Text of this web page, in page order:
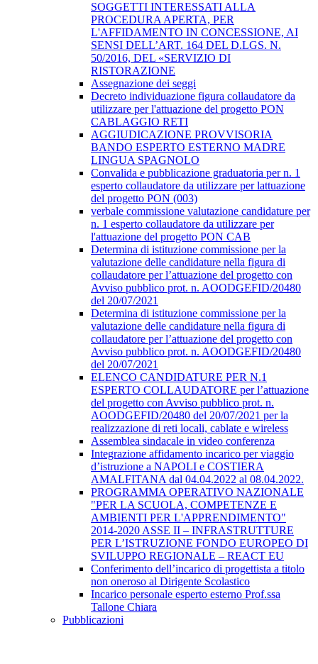
SOGGETTI INTERESSATI ALLA
PROCEDURA APERTA, PER
L'AFFIDAMENTO IN CONCESSIONE, AI
SENSI DELL’ART. 164 DEL D.LGS. N.
50/2016, DEL «SERVIZIO DI
RISTORAZIONE
Assegnazione dei seggi
Decreto individuazione figura collaudatore da
utilizzare per l'attuazione del progetto PON
CABLAGGIO RETI
AGGIUDICAZIONE PROVVISORIA
BANDO ESPERTO ESTERNO MADRE
LINGUA SPAGNOLO
Convalida e pubblicazione graduatoria per n. 1
esperto collaudatore da utilizzare per lattuazione
del progetto PON (003)
verbale commissione valutazione candidature per
n. 1 esperto collaudatore da utilizzare per
l'attuazione del progetto PON CAB
Determina di istituzione commissione per la
valutazione delle candidature nella figura di
collaudatore per l’attuazione del progetto con
Avviso pubblico prot. n. AOODGEFID/20480
del 20/07/2021
Determina di istituzione commissione per la
valutazione delle candidature nella figura di
collaudatore per l’attuazione del progetto con
Avviso pubblico prot. n. AOODGEFID/20480
del 20/07/2021
ELENCO CANDIDATURE PER N.1
ESPERTO COLLAUDATORE per l’attuazione
del progetto con Avviso pubblico prot. n.
AOODGEFID/20480 del 20/07/2021 per la
realizzazione di reti locali, cablate e wireless
Assemblea sindacale in video conferenza
Integrazione affidamento incarico per viaggio
d’istruzione a NAPOLI e COSTIERA
AMALFITANA dal 04.04.2022 al 08.04.2022.
PROGRAMMA OPERATIVO NAZIONALE
"PER LA SCUOLA, COMPETENZE E
AMBIENTI PER L'APPRENDIMENTO"
2014-2020 ASSE II – INFRASTRUTTURE
PER L’ISTRUZIONE FONDO EUROPEO DI
SVILUPPO REGIONALE – REACT EU
Conferimento dell’incarico di progettista a titolo
non oneroso al Dirigente Scolastico
Incarico personale esperto esterno Prof.ssa
Tallone Chiara
Pubblicazioni